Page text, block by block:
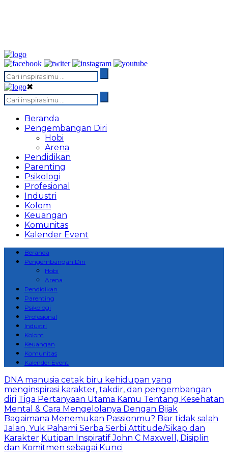
✖
Beranda
Pengembangan Diri
Hobi
Arena
Pendidikan
Parenting
Psikologi
Profesional
Industri
Kolom
Keuangan
Komunitas
Kalender Event
Beranda
Pengembangan Diri
Hobi
Arena
Pendidikan
Parenting
Psikologi
Profesional
Industri
Kolom
Keuangan
Komunitas
Kalender Event
DNA manusia cetak biru kehidupan yang
menginspirasi karakter, takdir, dan pengembangan
diri Tiga Pertanyaan Utama Kamu Tentang Kesehatan
Mental & Cara Mengelolanya Dengan Bijak
Bagaimana Menemukan Passionmu? Biar tidak salah
Jalan, Yuk Pahami Serba Serbi Attitude/Sikap dan
Karakter Kutipan Inspiratif John C Maxwell, Disiplin
dan Komitmen sebagai Kunci